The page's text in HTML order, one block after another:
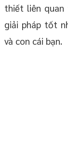
thiết liên
giải pháp tốt
và con cái bạn.